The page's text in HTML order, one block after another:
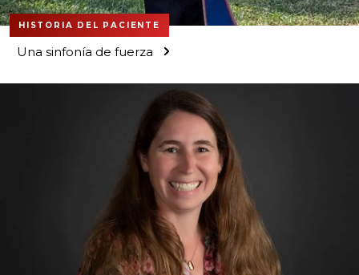
HISTORIA DEL PACIENTE
Una sinfonía de fuerza